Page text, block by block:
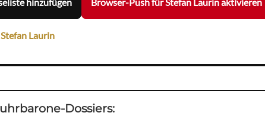
Laurin
Dossiers: